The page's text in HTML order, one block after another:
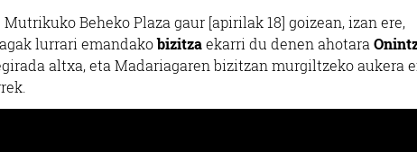
Beheko Plaza gaur [apirilak 18] goizean, izan ere,
lurrari emandakobizitzaekarri du denen ahotara
altxa, eta Madariagaren bizitzan murgiltzeko aukera